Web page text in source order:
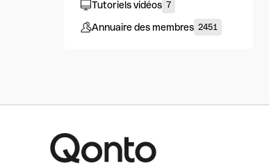
Tutoriels vidéos 7
Annuaire des membres 2451